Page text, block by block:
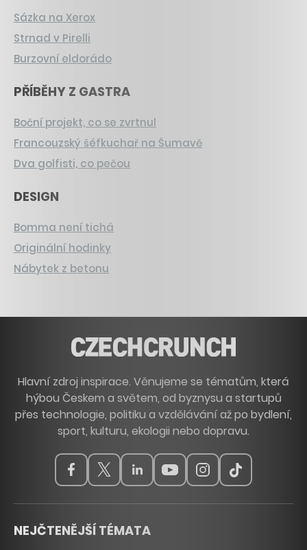
Sázka na Xerox
Strnad v Pirelli
Burzovní eldorádo
PŘÍBĚHY Z GASTRA
Boční projekt, co se zvrtnul
Francouzský šéfkuchař na Šumavě
Dva golfisti, co pečou
DESIGN
Bomma není tichá
Originální hodinky
Nábytek z betonu
Hlavní zdroj inspirace. Věnujeme se tématům, která
hýbou Českem a světem, od byznysu a startupů
přes technologie, politiku a vzdělávání až po bydlení,
sport, kulturu, ekologii nebo dopravu.
NEJČTENĚJŠÍ TÉMATA